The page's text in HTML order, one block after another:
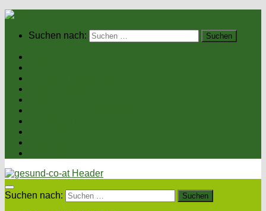
Suchen nach:
Suchen nach: